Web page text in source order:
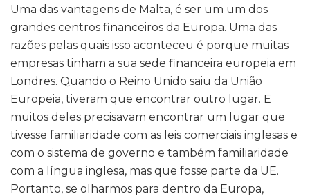
Uma das vantagens de Malta, é ser um um dos
grandes centros financeiros da Europa. Uma das
razões pelas quais isso aconteceu é porque muitas
empresas tinham a sua sede financeira europeia em
Londres. Quando o Reino Unido saiu da União
Europeia, tiveram que encontrar outro lugar. E
muitos deles precisavam encontrar um lugar que
tivesse familiaridade com as leis comerciais inglesas e
com o sistema de governo e também familiaridade
com a língua inglesa, mas que fosse parte da UE.
Portanto, se olharmos para dentro da Europa,